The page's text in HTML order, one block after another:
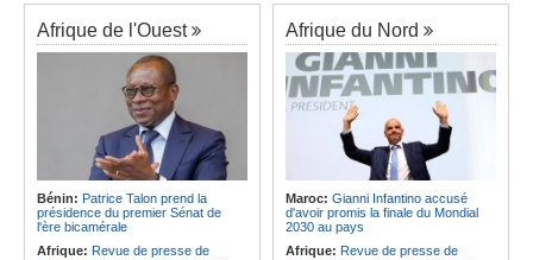
Congo-Kinshasa:Plan stratégique
triennal 2026-2028 - L'IGF place la
digitalisation au coeur des réformes
Congo-Kinshasa:RDC - Félix
Tshisekedi place le CEFOCK au
coeur de bataille de l'appropriation
du Génocost !
Congo-Kinshasa: Matadi - Le
Kongo Central lance la campagne
de sensibilisation au deuxième
Recensement général de la
population et de l'habitat
Congo-Kinshasa: Le VPM Shabani
Ethiopie:Addis-Abeba - L'église
d'Afrique lance officiellement son
'cheminement' vers la grande
Assemblée de 2028
Afrique de l'Est: Le pari du régime
érythréen - Pousser le Tigray vers
une zone tampon dans le cadre
d'une nouvelle guerre par
procuration
Ethiopie:Le Premier ministre Abiy
inaugure le nouveau terminal de
l'aéroport international de Bahir Dar
Afrique:La Croix-Rouge
éthiopienne appelle à une
mobilisation accrue des ressources
locales en Afrique
Afrique de l'Ouest
Bénin: Patrice Talon prend la
présidence du premier Sénat de
l'ère bicamérale
Afrique: Revue de presse de
Afrique du Nord
Maroc: Gianni Infantino accusé
d'avoir promis la finale du Mondial
2030 au pays
Afrique: Revue de presse de